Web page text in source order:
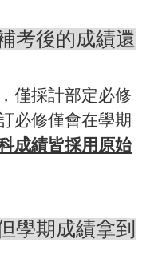
考後的成績還
，僅採計部定必修
必修僅會在學期
成績皆採用原始
學期成績拿到